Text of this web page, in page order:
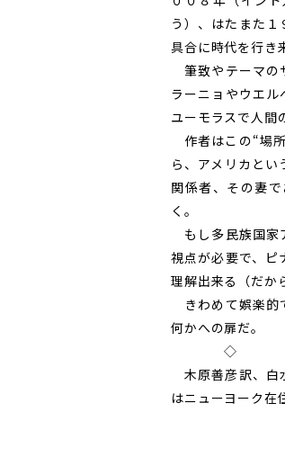
う）、はたまた
具合に時代を行き
筆致やテーマの
ラーニョやウエ
ユーモラスで人間
作者はこの“場
ら、アメリカと
関係者、その妻
く。
もし多民族国家
視点が必要で、ピ
理解出来る（だか
きわめて娯楽的
何かへの扉だ。
◇
木原善彦訳、白
はニューヨーク在